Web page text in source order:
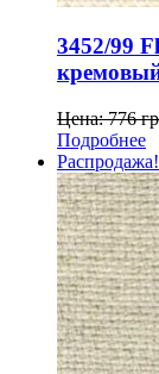
3452/99
Цена:776
Подробнее
Распродажа!